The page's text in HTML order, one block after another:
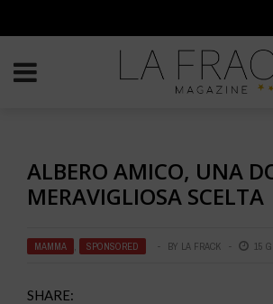
ALBERO AMICO, UNA
MERAVIGLIOSA SCELTA
MAMMA , SPONSORED BY LA FRACK 15
SHARE: